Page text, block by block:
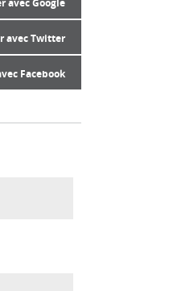
avec Google
avec Twitter
Facebook